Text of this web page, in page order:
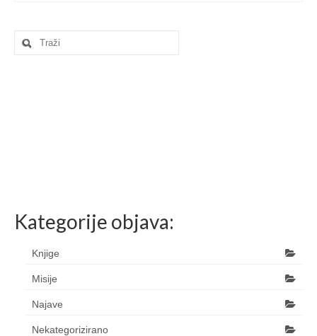
Search
for:
Kategorije objava:
Knjige
Misije
Najave
Nekategorizirano